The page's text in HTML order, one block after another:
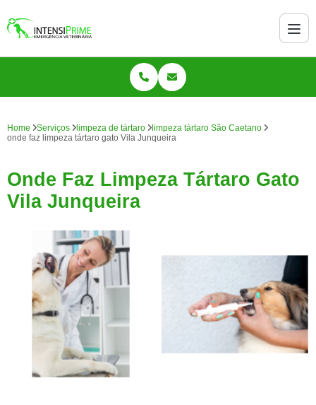
Home Serviços limpeza de tártaro
limpeza tártaro São Caetano
onde faz limpeza tártaro gato Vila Junqueira
Onde Faz Limpeza Tártaro Gato
Vila Junqueira